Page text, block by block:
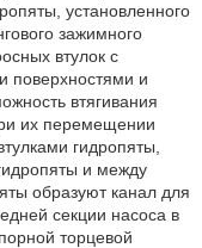
установленного
зажимного
втулок с
поверхностями и
втягивания
их перемещении
гидропяты,
и между
образуют канал для
секции насоса в
торцевой